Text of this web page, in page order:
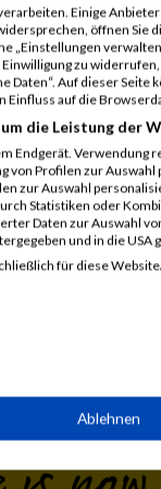
events.at
Einige
öffnen Sie
„Einstellungen
zu
Daten“. Auf dieser
Einfluss auf die
die Leistung der
Endgerät. Verwendung
von Profilen zur
zur Auswahl
Statistiken oder
Daten zur Auswahl
und in die USA
für diese
auf einem
von
Ablehnen